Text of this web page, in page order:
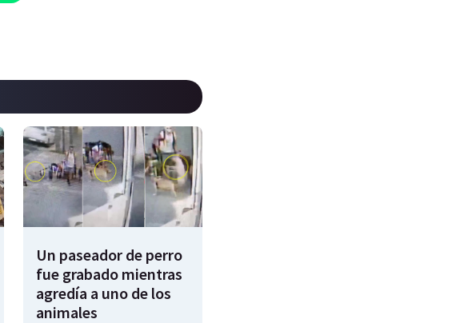
Un paseador de perro
fue grabado mientras
agredía a uno de los
animales